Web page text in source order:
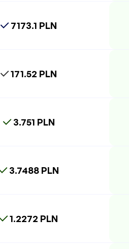
7173.1 PLN
171.52 PLN
3.751 PLN
3.7488 PLN
1.2272 PLN